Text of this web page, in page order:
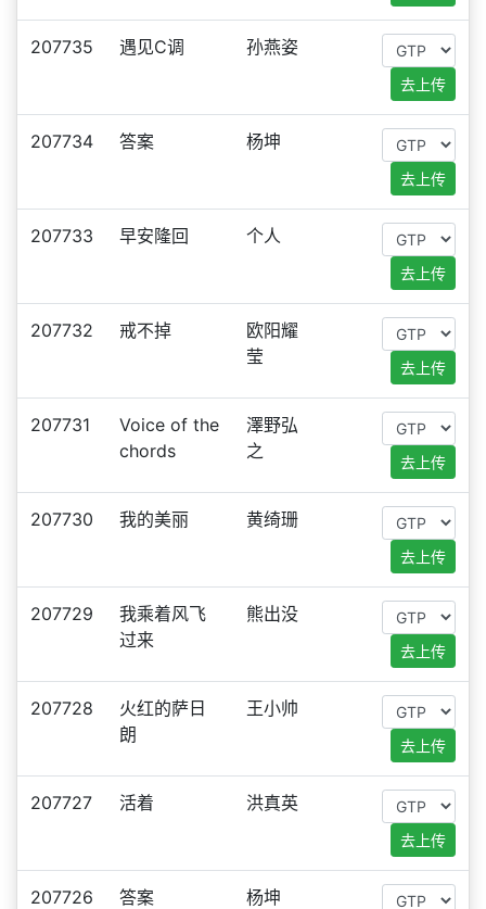
207735 遇见C调 孙燕姿
去上传
207734 答案 杨坤
去上传
207733 早安隆回 个人
去上传
207732 戒不掉
欧阳耀
莹
去上传
207731
Voice of the
chords
澤野弘
之
去上传
207730 我的美丽 黄绮珊
去上传
207729
我乘着风飞
过来
熊出没
去上传
207728
火红的萨日
朗
王小帅
去上传
207727 活着 洪真英
去上传
207726 答案 杨坤